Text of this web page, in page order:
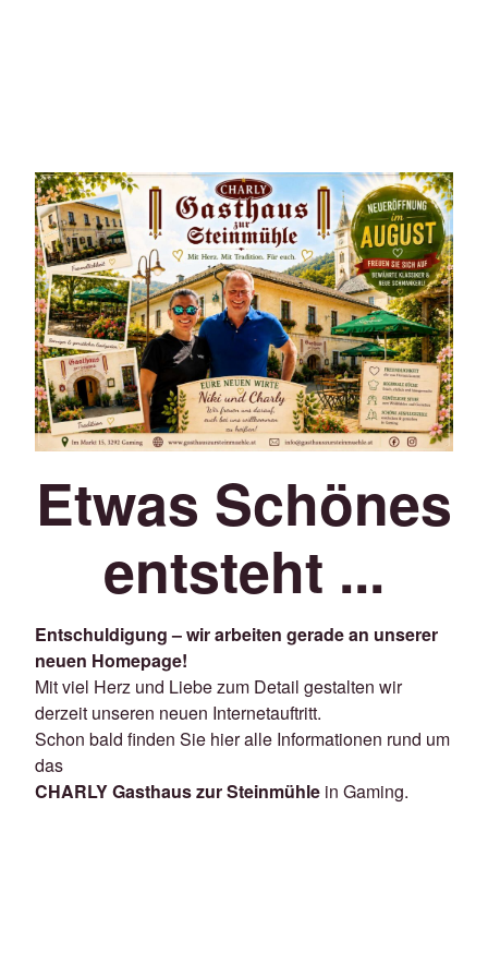
Etwas Schönes
entsteht ...
Entschuldigung – wir arbeiten gerade an unserer
neuen Homepage!
Mit viel Herz und Liebe zum Detail gestalten wir
derzeit unseren neuen Internetauftritt.
Schon bald finden Sie hier alle Informationen rund um
das
CHARLY Gasthaus zur Steinmühle in Gaming.